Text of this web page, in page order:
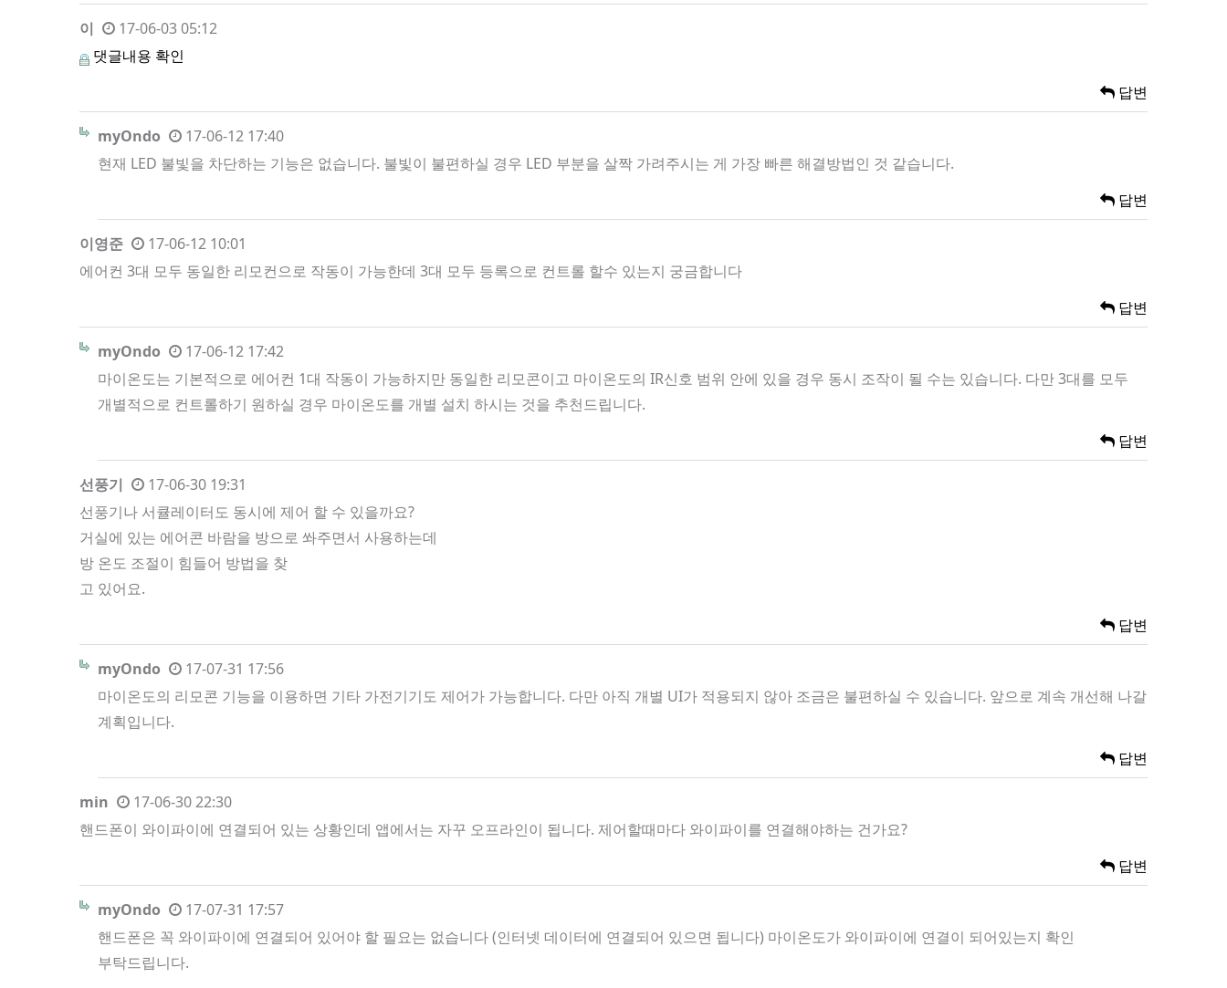
이
17-06-03 05:12
댓글내용 확인
답변
myOndo
17-06-12 17:40
현재 LED 불빛을 차단하는 기능은 없습니다. 불빛이 불편하실 경우 LED 부분을 살짝 가려주시는 게 가장 빠른 해결방법인 것 같습니다.
답변
이영준
17-06-12 10:01
에어컨 3대 모두 동일한 리모컨으로 작동이 가능한데 3대 모두 등록으로 컨트롤 할수 있는지 궁금합니다
답변
myOndo
17-06-12 17:42
마이온도는 기본적으로 에어컨 1대 작동이 가능하지만 동일한 리모콘이고 마이온도의 IR신호 범위 안에 있을 경우 동시 조작이 될 수는 있습니다. 다만 3대를 모두
개별적으로 컨트롤하기 원하실 경우 마이온도를 개별 설치 하시는 것을 추천드립니다.
답변
선풍기
17-06-30 19:31
선풍기나 서큘레이터도 동시에 제어 할 수 있을까요?
거실에 있는 에어콘 바람을 방으로 쏴주면서 사용하는데
방 온도 조절이 힘들어 방법을 찾
고 있어요.
답변
myOndo
17-07-31 17:56
마이온도의 리모콘 기능을 이용하면 기타 가전기기도 제어가 가능합니다. 다만 아직 개별 UI가 적용되지 않아 조금은 불편하실 수 있습니다. 앞으로 계속 개선해 나갈
계획입니다.
답변
min
17-06-30 22:30
핸드폰이 와이파이에 연결되어 있는 상황인데 앱에서는 자꾸 오프라인이 됩니다. 제어할때마다 와이파이를 연결해야하는 건가요?
답변
myOndo
17-07-31 17:57
핸드폰은 꼭 와이파이에 연결되어 있어야 할 필요는 없습니다 (인터넷 데이터에 연결되어 있으면 됩니다) 마이온도가 와이파이에 연결이 되어있는지 확인
부탁드립니다.